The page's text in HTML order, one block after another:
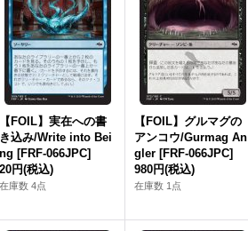
【FOIL】実在への書
き込み/Write into Bei
ng [FRF-066JPC]
20円(税込)
在庫数 4点
【FOIL】グルマグの
アンコウ/Gurmag An
gler [FRF-066JPC]
980円(税込)
在庫数 1点